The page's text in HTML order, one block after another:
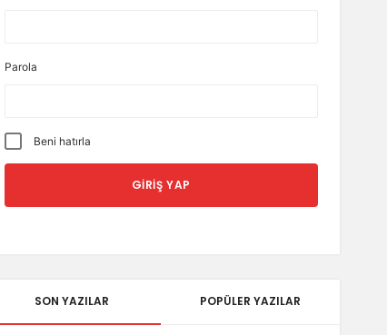
Parola
Beni hatırla
SON YAZILAR POPÜLER YAZILAR